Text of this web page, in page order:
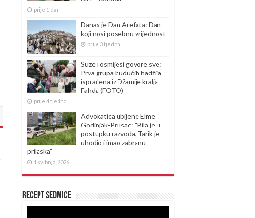
prije 1 dan
Danas je Dan Arefata: Dan
koji nosi posebnu vrijednost
prije 3 tjedna
Suze i osmijesi govore sve:
Prva grupa budućih hadžija
ispraćena iz Džamije kralja
Fahda (FOTO)
prije 4 tjedna
Advokatica ubijene Elme
Godinjak-Prusac: “Bila je u
postupku razvoda, Tarik je
uhodio i imao zabranu
prilaska”
1 svibnja, 2026
Recept sedmice